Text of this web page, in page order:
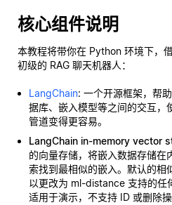
核心组件说明
本教程将带你在 Python 环境下，
初级的 RAG 聊天机器人：
LangChain: 一个开源框架，帮
据库、嵌入模型等之间的交互，
管道变得更容易。
LangChain in-memory vector
的向量存储，将嵌入数据存储在
索找到最相似的嵌入。默认的相
以更改为 ml-distance 支持的任
适用于演示，不支持 ID 或删除